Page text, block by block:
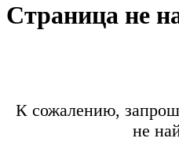
Cтраница не
К сожалению,
не